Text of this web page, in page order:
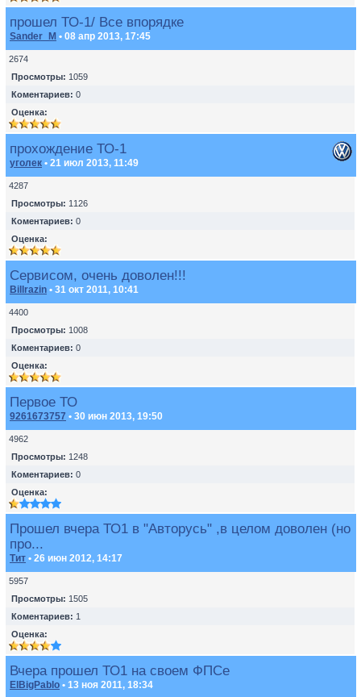
прошел ТО-1/ Все впорядке
Sander_M • 08 апр 2013, 17:45
2674
Просмотры: 1059
Коментариев: 0
Оценка:
прохождение ТО-1
уголек • 21 июл 2013, 11:49
4287
Просмотры: 1126
Коментариев: 0
Оценка:
Сервисом, очень доволен!!!
Billrazin • 31 окт 2011, 10:41
4400
Просмотры: 1008
Коментариев: 0
Оценка:
Первое ТО
9261673757 • 30 июн 2013, 19:50
4962
Просмотры: 1248
Коментариев: 0
Оценка:
Прошел вчера ТО1 в "Авторусь" ,в целом доволен (но
про...
Тит • 26 июн 2012, 14:17
5957
Просмотры: 1505
Коментариев: 1
Оценка:
Вчера прошел ТО1 на своем ФПСе
ElBigPablo • 13 ноя 2011, 18:34